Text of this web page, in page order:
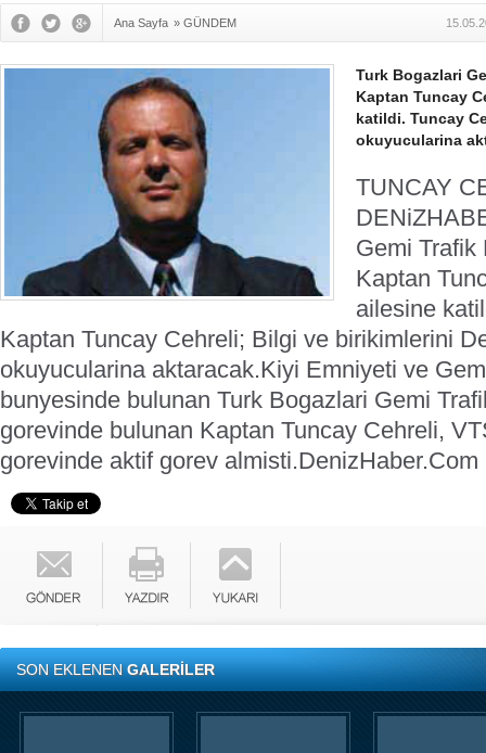
Ana Sayfa » GÜNDEM
Turk Bogazlari
Kaptan Tuncay
katildi. Tuncay
okuyucularina
TUNCAY
Gemi Trafik
Kaptan
ailesine
Kaptan Tuncay Cehreli; Bilgi ve birikimlerini
okuyucularina aktaracak.Kiyi Emniyeti ve
bunyesinde bulunan Turk Bogazlari Gemi
gorevinde bulunan Kaptan Tuncay Cehreli,
gorevinde aktif gorev almisti.DenizHaber.Com
SON EKLENENGALERİLER